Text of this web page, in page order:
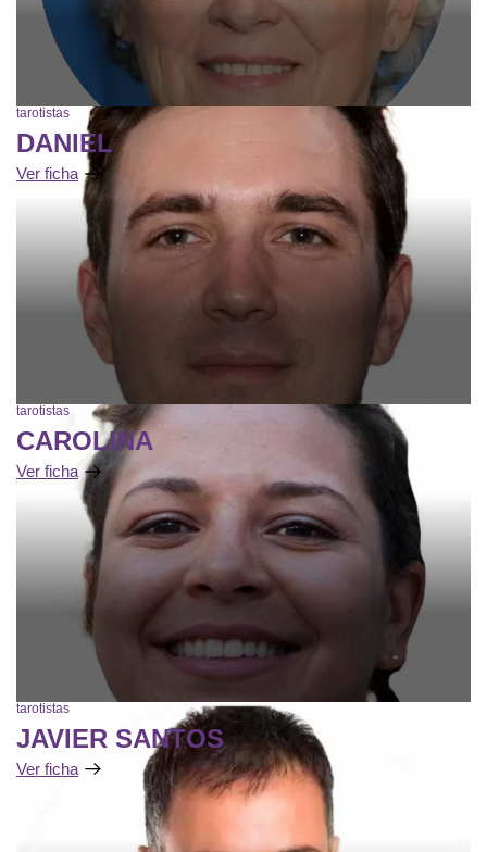
tarotistas
DANIEL
Ver ficha
tarotistas
CAROLINA
Ver ficha
tarotistas
JAVIER SANTOS
Ver ficha